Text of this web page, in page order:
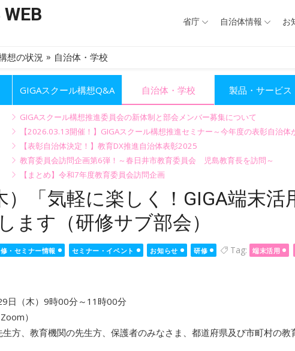
省庁 自治体情報 お
想の状況 » 自治体・学校
GIGAスクール構想Q&A 自治体・学校 製品・サービス
GIGAスクール構想推進委員会の新体制と部会メンバー募集について
【2026.03.13開催！】GIGAスクール構想推進セミナー～今年度の表彰自治体
【表彰自治体決定！】教育DX推進自治体表彰2025
教育委員会訪問企画第6弾！～春日井市教育委員会 児島教育長を訪問～
【まとめ】令和7年度教育委員会訪問企画
）「気軽に楽しく！GIGA端末
ます（研修サブ部会）
・セミナー情報 セミナー・イベント お知らせ 研修 Tag: 端末活用
日（木）9時00分～11時00分
）
方、教育機関の先生方、保護者のみなさま、都道府県及び市町村の教